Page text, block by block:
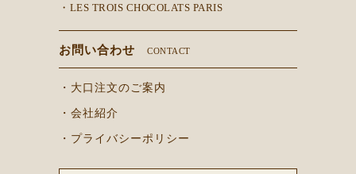
・LES TROIS CHOCOLATS PARIS
お問い合わせ CONTACT
・大口注文のご案内
・会社紹介
・プライバシーポリシー